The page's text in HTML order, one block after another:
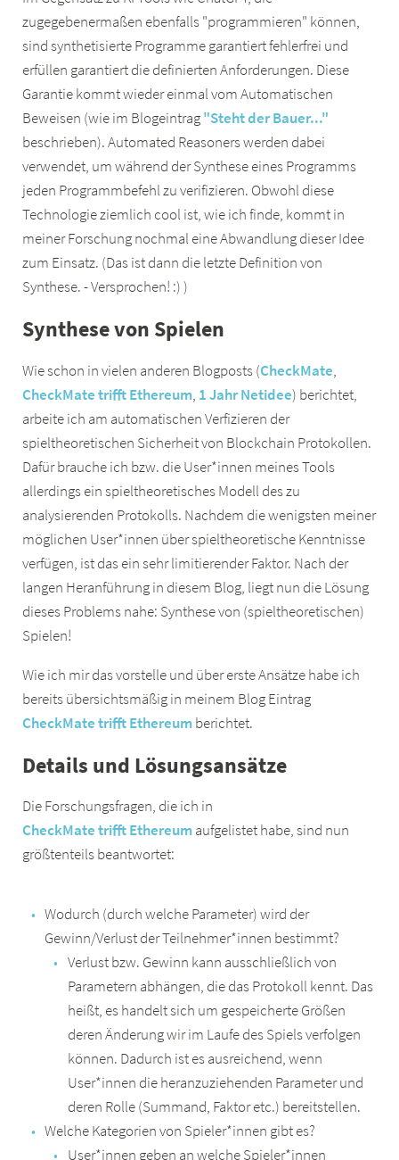
zugegebenermaßen ebenfalls "programmieren" können,
sind synthetisierte Programme garantiert fehlerfrei und
erfüllen garantiert die definierten Anforderungen. Diese
Garantie kommt wieder einmal vom Automatischen
Beweisen (wie im Blogeintrag"Steht der Bauer..."
beschrieben). Automated Reasoners werden dabei
verwendet, um während der Synthese eines Programms
jeden Programmbefehl zu verifizieren. Obwohl diese
Technologie ziemlich cool ist, wie ich finde, kommt in
meiner Forschung nochmal eine Abwandlung dieser Idee
zum Einsatz. (Das ist dann die letzte Definition von
Synthese. - Versprochen! :) )
Synthese von Spielen
Wie schon in vielen anderen Blogposts (CheckMate,
CheckMate trifft Ethereum, 1 Jahr Netidee) berichtet,
arbeite ich am automatischen Verfizieren der
spieltheoretischen Sicherheit von Blockchain Protokollen.
Dafür brauche ich bzw. die User*innen meines Tools
allerdings ein spieltheoretisches Modell des zu
analysierenden Protokolls. Nachdem die wenigsten meiner
möglichen User*innen über spieltheoretische Kenntnisse
verfügen, ist das ein sehr limitierender Faktor. Nach der
langen Heranführung in diesem Blog, liegt nun die Lösung
dieses Problems nahe: Synthese von (spieltheoretischen)
Spielen!
Wie ich mir das vorstelle und über erste Ansätze habe ich
bereits übersichtsmäßig in meinem Blog Eintrag
CheckMate trifft Ethereumberichtet.
Details und Lösungsansätze
Die Forschungsfragen, die ich in
CheckMate trifft Ethereumaufgelistet habe, sind nun
größtenteils beantwortet:
Wodurch (durch welche Parameter) wird der
Gewinn/Verlust der Teilnehmer*innen bestimmt?
Verlust bzw. Gewinn kann ausschließlich von
Parametern abhängen, die das Protokoll kennt. Das
heißt, es handelt sich um gespeicherte Größen
deren Änderung wir im Laufe des Spiels verfolgen
können. Dadurch ist es ausreichend, wenn
User*innen die heranzuziehenden Parameter und
deren Rolle (Summand, Faktor etc.) bereitstellen.
Welche Kategorien von Spieler*innen gibt es?
User*innen geben an welche Spieler*innen